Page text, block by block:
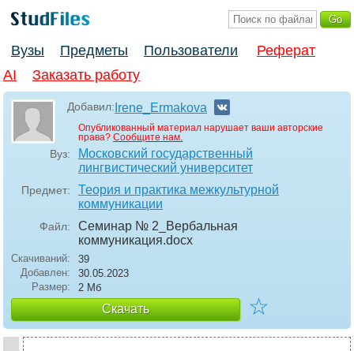
Вузы Предметы Пользователи
Реферат
AI
Заказать работу
Добавил: Irene_Ermakova
Опубликованный материал нарушает ваши авторские
права? Сообщите нам.
Вуз:
Московский государственный
лингвистический университет
Предмет:
Теория и практика межкультурной
коммуникации
Файл:
Семинар № 2_Вербальная
коммуникация.docx
Скачиваний:
39
Добавлен:
30.05.2023
Размер:
2 Мб
Скачать ☆